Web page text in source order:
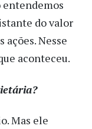
entendemos
do valor
Nesse
aconteceu.
Mas ele